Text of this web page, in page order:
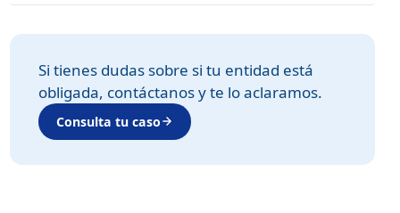
Si tienes dudas sobre si tu entidad está
obligada, contáctanos y te lo aclaramos.
Consulta tu caso